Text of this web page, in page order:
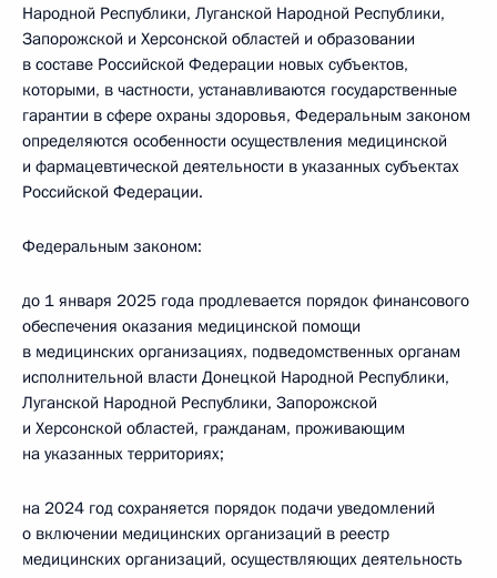
Народной Республики, Луганской Народной Республики,
Запорожской и Херсонской областей и образовании
в составе Российской Федерации новых субъектов,
которыми, в частности, устанавливаются государственные
гарантии в сфере охраны здоровья, Федеральным законом
определяются особенности осуществления медицинской
и фармацевтической деятельности в указанных субъектах
Российской Федерации.
Федеральным законом:
до 1 января 2025 года продлевается порядок финансового
обеспечения оказания медицинской помощи
в медицинских организациях, подведомственных органам
исполнительной власти Донецкой Народной Республики,
Луганской Народной Республики, Запорожской
и Херсонской областей, гражданам, проживающим
на указанных территориях;
на 2024 год сохраняется порядок подачи уведомлений
о включении медицинских организаций в реестр
медицинских организаций, осуществляющих деятельность